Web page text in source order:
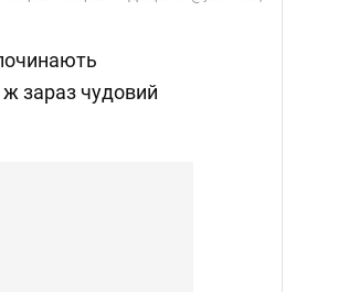
зараз чудовий